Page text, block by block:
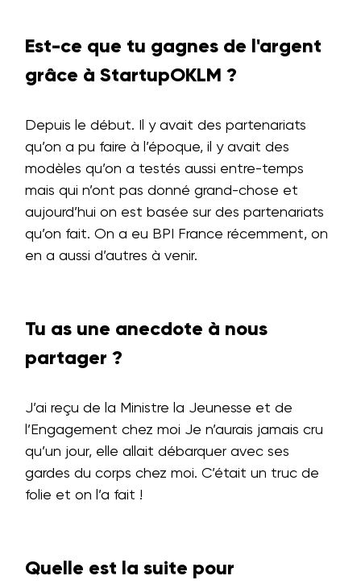
Est-ce que tu gagnes de l'argent
grâce à StartupOKLM ?
Depuis le début. Il y avait des partenariats
qu’on a pu faire à l’époque, il y avait des
modèles qu’on a testés aussi entre-temps
mais qui n’ont pas donné grand-chose et
aujourd’hui on est basée sur des partenariats
qu’on fait. On a eu BPI France récemment, on
en a aussi d’autres à venir.
Tu as une anecdote à nous
partager ?
J’ai reçu de la Ministre la Jeunesse et de
l’Engagement chez moi Je n’aurais jamais cru
qu’un jour, elle allait débarquer avec ses
gardes du corps chez moi. C’était un truc de
folie et on l’a fait !
Quelle est la suite pour